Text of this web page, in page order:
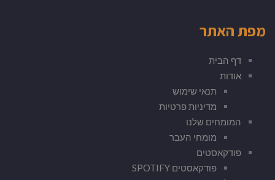
מפת האתר
דף הבית
אודות
תנאי שימוש
מדיניות פרטיות
המומחים שלנו
מומחי העבר
פודקאסטים
פודקאסטים SPOTIFY